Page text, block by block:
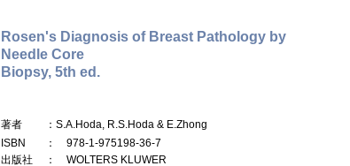
Rosen's Diagnosis of Breast Pathology by
Needle Core
Biopsy, 5th ed.
著者
：S.A.Hoda, R.S.Hoda & E.Zhong
ISBN
： 978-1-975198-36-7
出版社
： WOLTERS KLUWER